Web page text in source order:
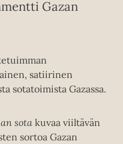
Gazan
satiirinen
sotatoimista Gazassa.
sota kuvaa viiltävän
sortoa Gazan